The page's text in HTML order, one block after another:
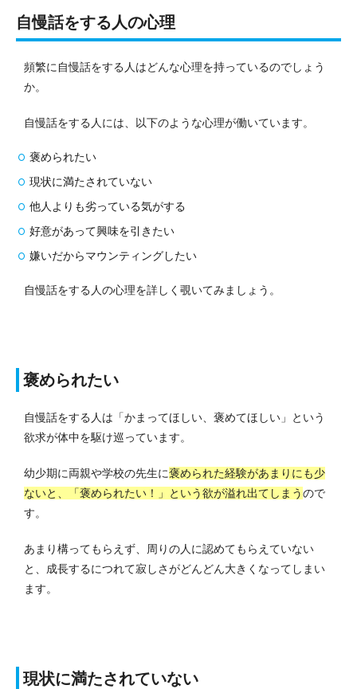
自慢話をする人の心理
頻繁に自慢話をする人はどんな心理を持っているのでしょう
か。
自慢話をする人には、以下のような心理が働いています。
褒められたい
現状に満たされていない
他人よりも劣っている気がする
好意があって興味を引きたい
嫌いだからマウンティングしたい
自慢話をする人の心理を詳しく覗いてみましょう。
褒められたい
自慢話をする人は「かまってほしい、褒めてほしい」という
欲求が体中を駆け巡っています。
幼少期に両親や学校の先生に褒められた経験があまりにも少
ないと、「褒められたい！」という欲が溢れ出てしまうので
す。
あまり構ってもらえず、周りの人に認めてもらえていない
と、成長するにつれて寂しさがどんどん大きくなってしまい
ます。
現状に満たされていない